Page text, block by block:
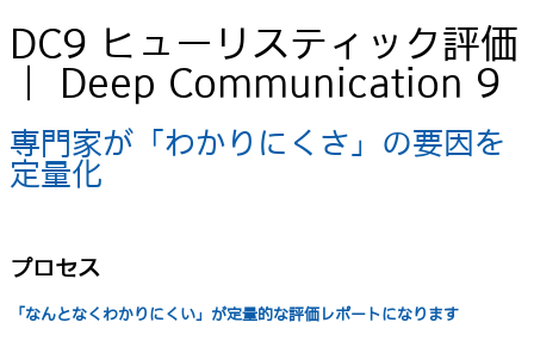
DC9 ヒューリスティック評価
｜ Deep Communication 9
専門家が「わかりにくさ」の要因を
定量化
プロセス
「なんとなくわかりにくい」が定量的な評価レポートになります